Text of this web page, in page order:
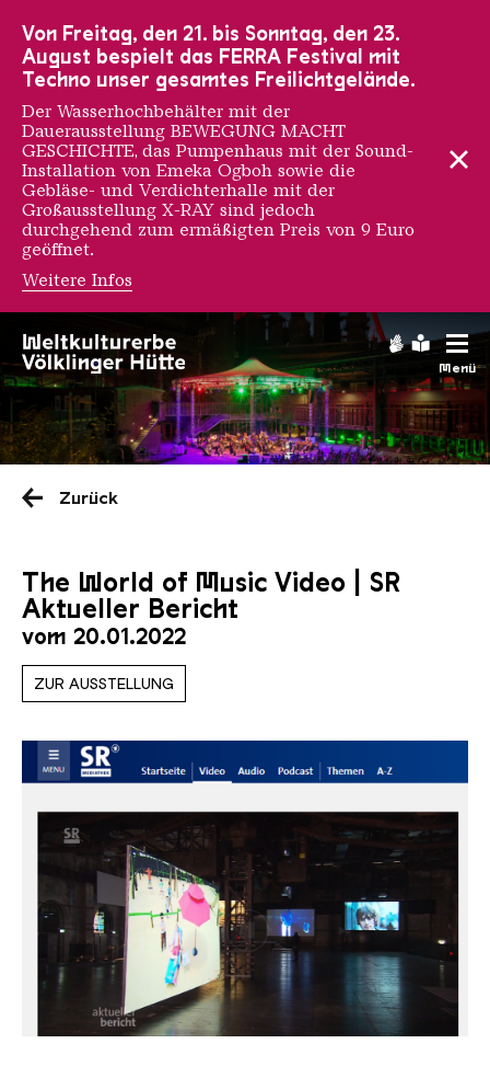
Menü
Saarländischen
Zurück
The World of Music Video | SR
Aktueller Bericht
vom 20.01.2022
ZUR AUSSTELLUNG
Von Freitag, den 21. bis Sonntag, den 23.
August bespielt das FERRA Festival mit
Techno unser gesamtes Freilichtgelände.
Der Wasserhochbehälter mit der
Dauerausstellung BEWEGUNG MACHT
GESCHICHTE, das Pumpenhaus mit der Sound-
Installation von Emeka Ogboh sowie die
Gebläse- und Verdichterhalle mit der
Großausstellung X-RAY sind jedoch
durchgehend zum ermäßigten Preis von 9 Euro
geöffnet.
Weitere Infos